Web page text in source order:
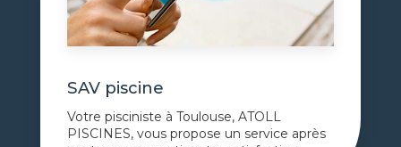
SAV piscine
Votre pisciniste à Toulouse, ATOLL
PISCINES, vous propose un service après